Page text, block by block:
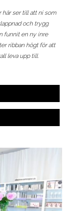
här ser till att ni som
och trygg
funnit en ny inre
ribban högt för att
leva upp till.